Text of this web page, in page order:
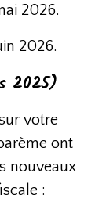
2026.
2026.
2025)
votre
ont
nouveaux
: